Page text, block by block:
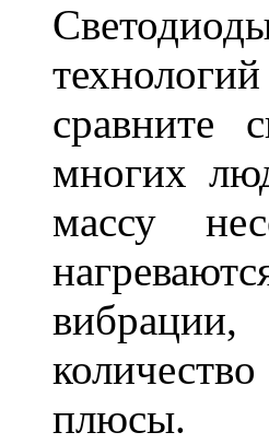
сравните
многих
массу
плюсы.